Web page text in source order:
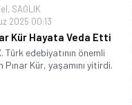
, SAĞLIK
2025 00:13
Kür Hayata Veda Etti
Türk edebiyatının önemli
Pınar Kür, yaşamını yitirdi.